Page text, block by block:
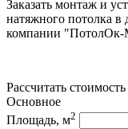
Заказать монтаж и
натяжного потолка
компании "ПотолОк-
Рассчитать стоимость
Основное
Площадь, м2